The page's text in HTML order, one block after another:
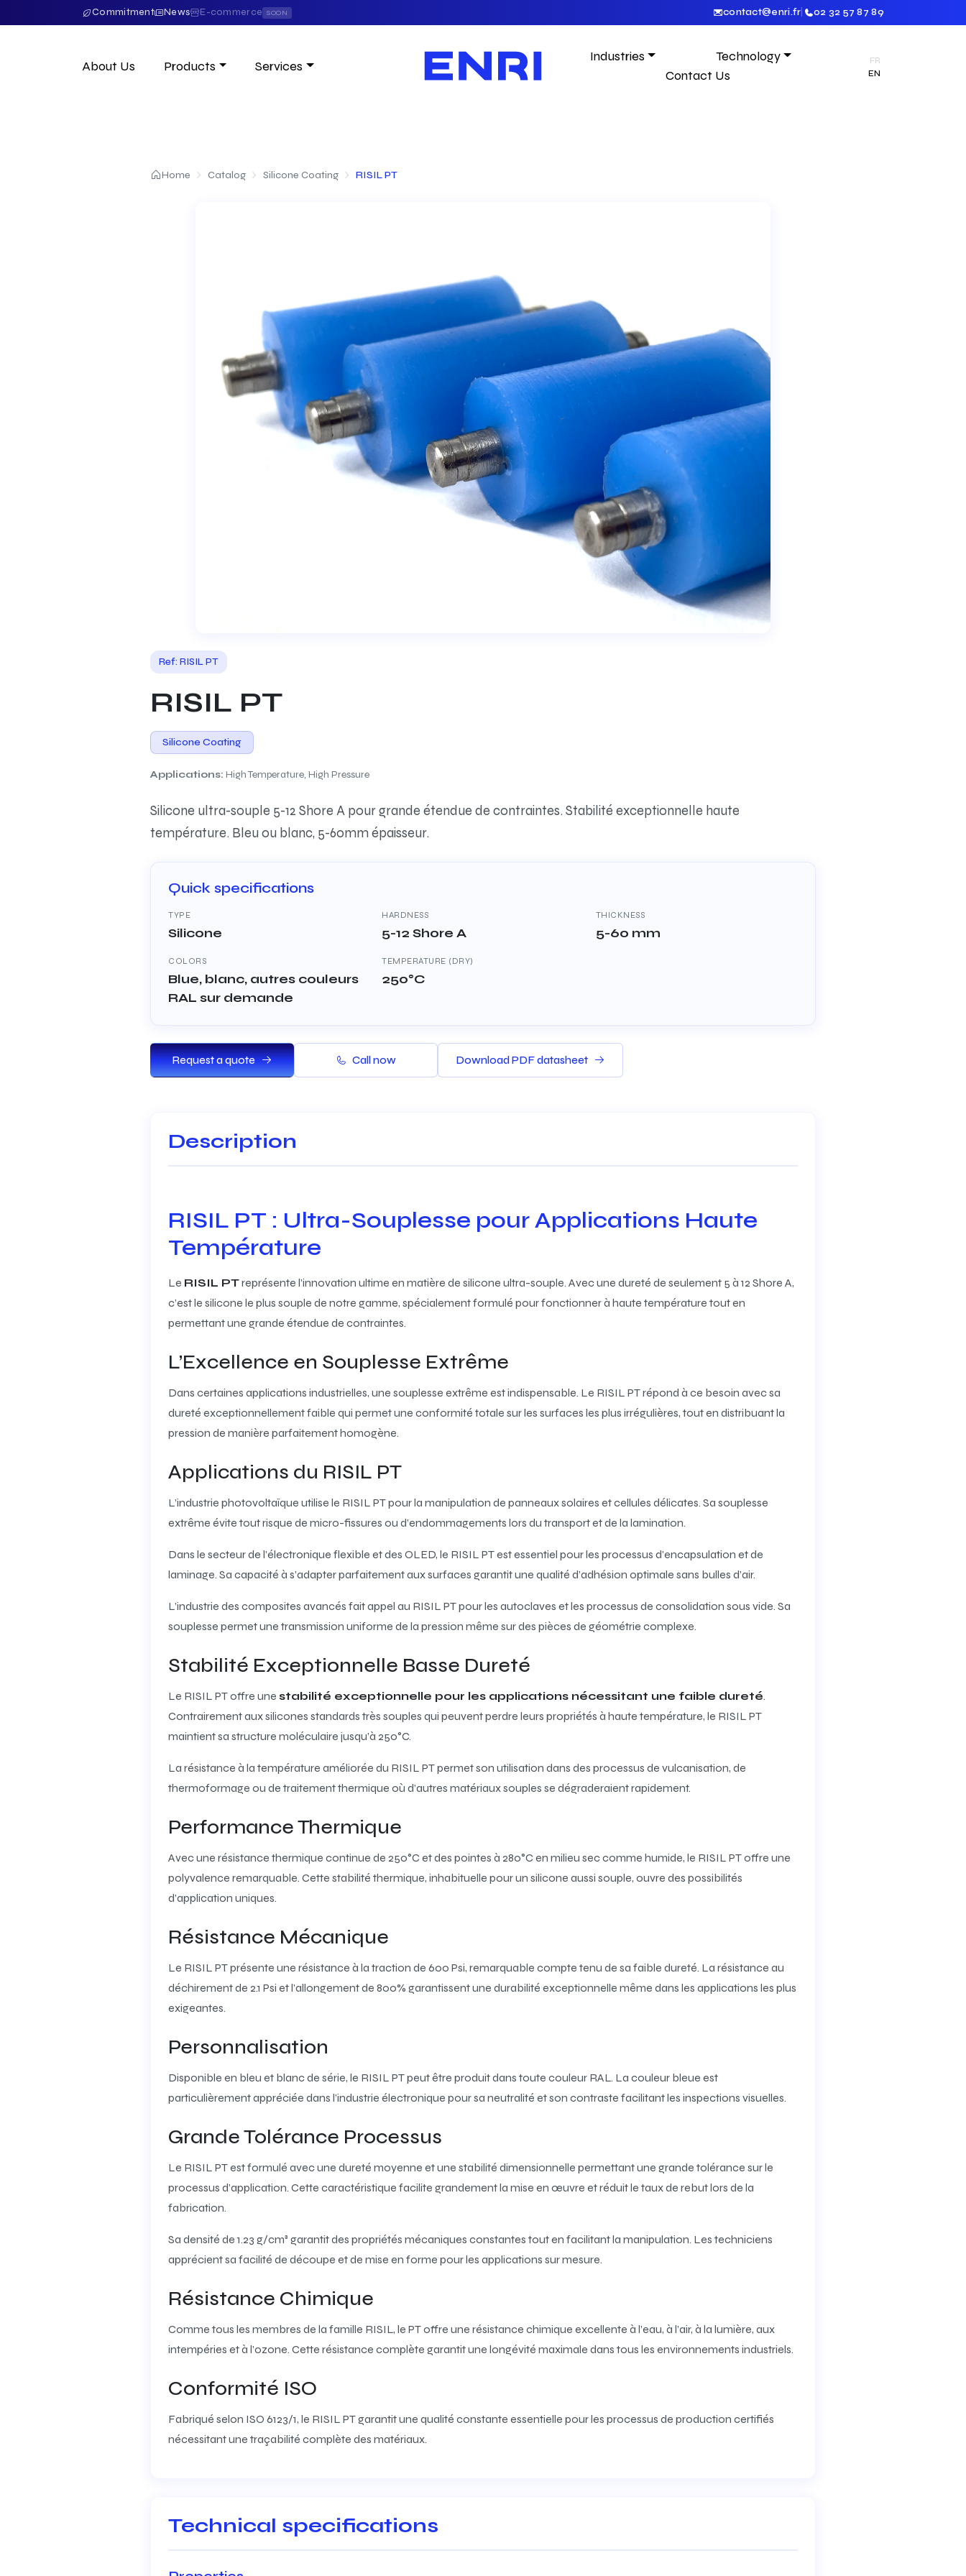
Commitment News E-commerce SOON contact@enri.fr 02 32 57 87 89
About Us Products Services
Industries
Technology
Contact Us
FR
EN
Home Catalog Silicone Coating RISIL PT
Ref: RISIL PT
RISIL PT
Silicone Coating
Applications: High Temperature, High Pressure
Silicone ultra-souple 5-12 Shore A pour grande étendue de contraintes. Stabilité exceptionnelle haute
température. Bleu ou blanc, 5-60mm épaisseur.
Quick specifications
TYPE
Silicone
HARDNESS
5-12 Shore A
THICKNESS
5-60 mm
COLORS
Blue, blanc, autres couleurs
RAL sur demande
TEMPERATURE (DRY)
250°C
Request a quote Call now Download PDF datasheet
Description
RISIL PT : Ultra-Souplesse pour Applications Haute
Température
Le RISIL PTreprésente l’innovation ultime en matière de silicone ultra-souple. Avec une dureté de seulement 5 à 12 Shore A,
c’est le silicone le plus souple de notre gamme, spécialement formulé pour fonctionner à haute température tout en
permettant une grande étendue de contraintes.
L’Excellence en Souplesse Extrême
Dans certaines applications industrielles, une souplesse extrême est indispensable. Le RISIL PT répond à ce besoin avec sa
dureté exceptionnellement faible qui permet une conformité totale sur les surfaces les plus irrégulières, tout en distribuant la
pression de manière parfaitement homogène.
Applications du RISIL PT
L’industrie photovoltaïque utilise le RISIL PT pour la manipulation de panneaux solaires et cellules délicates. Sa souplesse
extrême évite tout risque de micro-fissures ou d’endommagements lors du transport et de la lamination.
Dans le secteur de l’électronique flexible et des OLED, le RISIL PT est essentiel pour les processus d’encapsulation et de
laminage. Sa capacité à s’adapter parfaitement aux surfaces garantit une qualité d’adhésion optimale sans bulles d’air.
L’industrie des composites avancés fait appel au RISIL PT pour les autoclaves et les processus de consolidation sous vide. Sa
souplesse permet une transmission uniforme de la pression même sur des pièces de géométrie complexe.
Stabilité Exceptionnelle Basse Dureté
Le RISIL PT offre une stabilité exceptionnelle pour les applications nécessitant une faible dureté.
Contrairement aux silicones standards très souples qui peuvent perdre leurs propriétés à haute température, le RISIL PT
maintient sa structure moléculaire jusqu’à 250°C.
La résistance à la température améliorée du RISIL PT permet son utilisation dans des processus de vulcanisation, de
thermoformage ou de traitement thermique où d’autres matériaux souples se dégraderaient rapidement.
Performance Thermique
Avec une résistance thermique continue de 250°C et des pointes à 280°C en milieu sec comme humide, le RISIL PT offre une
polyvalence remarquable. Cette stabilité thermique, inhabituelle pour un silicone aussi souple, ouvre des possibilités
d’application uniques.
Résistance Mécanique
Le RISIL PT présente une résistance à la traction de 600 Psi, remarquable compte tenu de sa faible dureté. La résistance au
déchirement de 2.1 Psi et l’allongement de 800% garantissent une durabilité exceptionnelle même dans les applications les plus
exigeantes.
Personnalisation
Disponible en bleu et blanc de série, le RISIL PT peut être produit dans toute couleur RAL. La couleur bleue est
particulièrement appréciée dans l’industrie électronique pour sa neutralité et son contraste facilitant les inspections visuelles.
Grande Tolérance Processus
Le RISIL PT est formulé avec une dureté moyenne et une stabilité dimensionnelle permettant une grande tolérance sur le
processus d’application. Cette caractéristique facilite grandement la mise en œuvre et réduit le taux de rebut lors de la
fabrication.
Sa densité de 1.23 g/cm³ garantit des propriétés mécaniques constantes tout en facilitant la manipulation. Les techniciens
apprécient sa facilité de découpe et de mise en forme pour les applications sur mesure.
Résistance Chimique
Comme tous les membres de la famille RISIL, le PT offre une résistance chimique excellente à l’eau, à l’air, à la lumière, aux
intempéries et à l’ozone. Cette résistance complète garantit une longévité maximale dans tous les environnements industriels.
Conformité ISO
Fabriqué selon ISO 6123/1, le RISIL PT garantit une qualité constante essentielle pour les processus de production certifiés
nécessitant une traçabilité complète des matériaux.
Technical specifications